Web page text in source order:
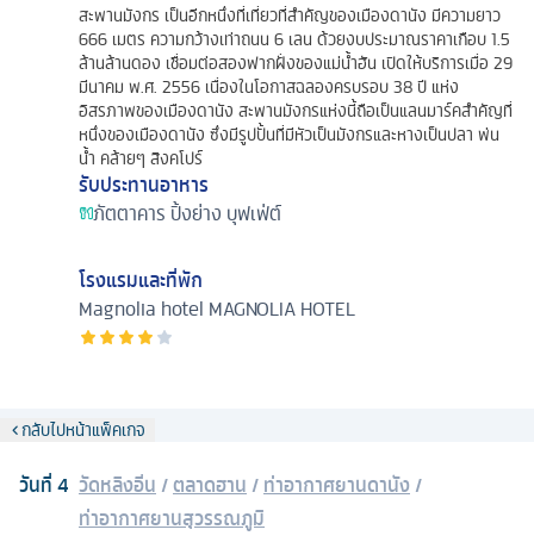
สะพานมังกร เป็นอีกหนึ่งที่เที่ยวที่สำคัญของเมืองดานัง มีความยาว
666 เมตร ความกว้างเท่าถนน 6 เลน ด้วยงบประมาณราคาเกือบ 1.5
ล้านล้านดอง เชื่อมต่อสองฟากฝั่งของแม่น้ำฮัน เปิดให้บริการเมื่อ 29
มีนาคม พ.ศ. 2556 เนื่องในโอกาสฉลองครบรอบ 38 ปี แห่ง
อิสรภาพของเมืองดานัง สะพานมังกรแห่งนี้ถือเป็นแลนมาร์คสำคัญที่
หนึ่งของเมืองดานัง ซึ่งมีรูปปั้นที่มีหัวเป็นมังกรและหางเป็นปลา พ่น
น้ำ คล้ายๆ สิงคโปร์
รับประทานอาหาร
ภัตตาคารปิ้งย่าง บุฟเฟ่ต์
โรงแรมและที่พัก
Magnolia hotel MAGNOLIA HOTEL
กลับไปหน้าแพ็คเกจ
วันที่4 วัดหลิงอิ่น /ตลาดฮาน /ท่าอากาศยานดานัง/
ท่าอากาศยานสุวรรณภูมิ